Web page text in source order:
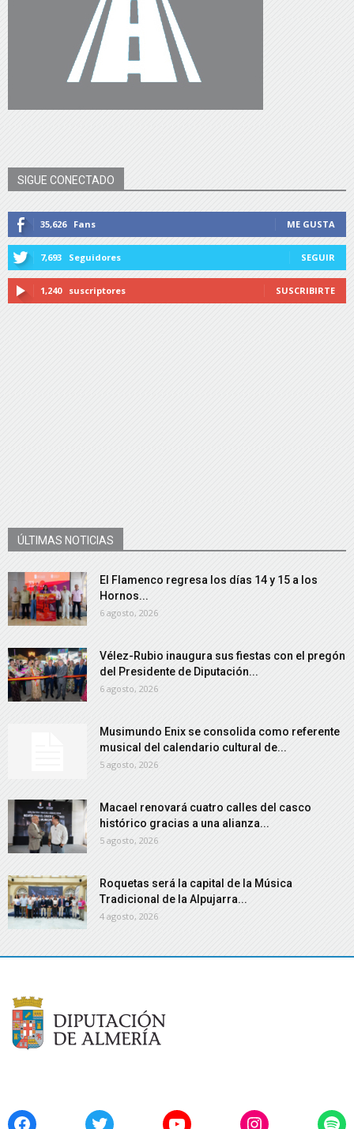
SIGUE CONECTADO
35,626 Fans ME GUSTA
7,693 Seguidores SEGUIR
1,240 suscriptores SUSCRIBIRTE
ÚLTIMAS NOTICIAS
El Flamenco regresa los días 14 y 15 a los
Hornos...
6 agosto, 2026
Vélez-Rubio inaugura sus fiestas con el pregón
del Presidente de Diputación...
6 agosto, 2026
Musimundo Enix se consolida como referente
musical del calendario cultural de...
5 agosto, 2026
Macael renovará cuatro calles del casco
histórico gracias a una alianza...
5 agosto, 2026
Roquetas será la capital de la Música
Tradicional de la Alpujarra...
4 agosto, 2026
FacebookTwitter YouTubeInstagram